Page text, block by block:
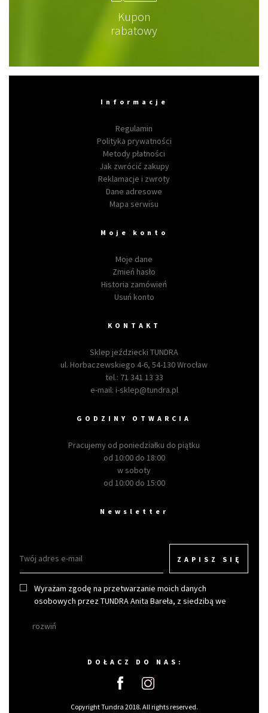
Kupon
rabatowy
Informacje
Regulamin
Polityka prywatności
Metody płatności
Jak zwrócić zakupy
Reklamacje i zwroty
Dane adresowe
Mapa serwisu
Moje konto
Moje dane
Zmień hasło
Historia zamówień
Usuń konto
KONTAKT
Sklep jeździecki TUNDRA
ul. Horbaczewskiego 4-6, 54-130 Wrocław
tel.: 71 341 13 33
e-mail: i-sklep@tundra.pl
GODZINY OTWARCIA
Pracujemy od poniedziałku do piątku
od 10:00 do 18:00
w soboty
od 10:00 do 15:00
Newsletter
ZAPISZ SIĘ
Wyrażam zgodę na przetwarzanie moich danych
osobowych przez TUNDRA Anita Bareła, z siedzibą we
rozwiń
DOŁACZ DO NAS:
Copyright Tundra 2018. All rights reserved.